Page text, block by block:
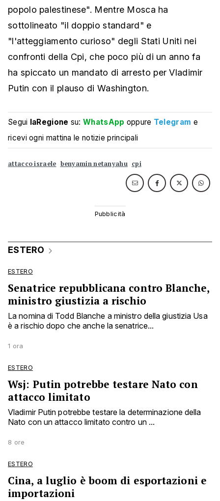
popolo palestinese". Mentre Mosca ha
sottolineato "il doppio standard" e
"l'atteggiamento curioso" degli Stati Uniti nei
confronti della Cpi, che poco più di un anno fa
ha spiccato un mandato di arresto per Vladimir
Putin con il plauso di Washington.
Segui laRegione su:WhatsApp oppure Telegram e
ricevi ogni mattina le notizie principali
attacco israele benyamin netanyahu cpi
ESTERO
ESTERO
Senatrice repubblicana contro Blanche,
ministro giustizia a rischio
La nomina di Todd Blanche a ministro della giustizia Usa
è a rischio dopo che anche la senatrice...
1 ora
ESTERO
Wsj: Putin potrebbe testare Nato con
attacco limitato
Vladimir Putin potrebbe testare la determinazione della
Nato con un attacco limitato contro un ...
8 ore
ESTERO
Cina, a luglio è boom di esportazioni e
importazioni